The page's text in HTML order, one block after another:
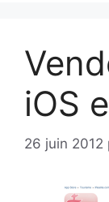
iOS
26 juin 2012